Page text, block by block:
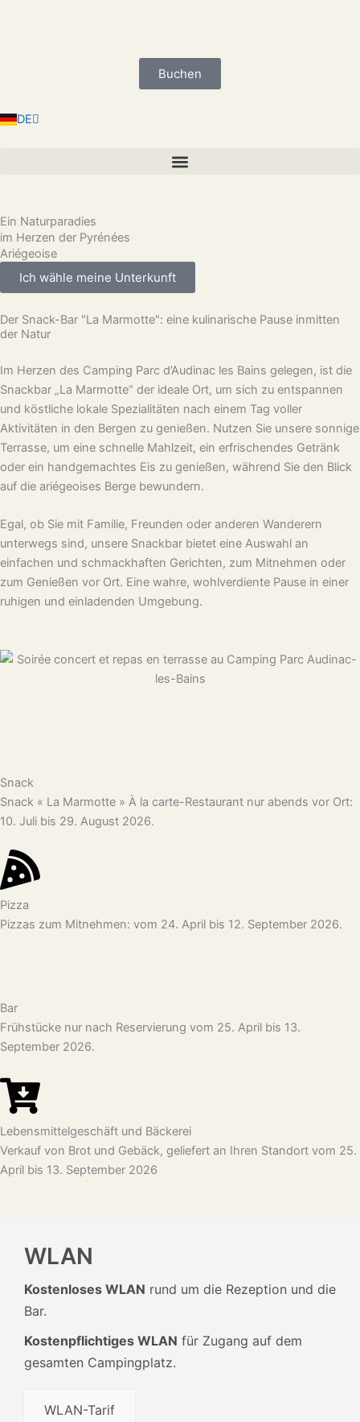
Buchen
DE
FR
Ein Naturparadies
im Herzen der Pyrénées
Ariégeoise
Ich wähle meine Unterkunft
Der Snack-Bar "La Marmotte": eine kulinarische Pause inmitten
der Natur
Im Herzen des Camping Parc d’Audinac les Bains gelegen, ist die
Snackbar „La Marmotte“ der ideale Ort, um sich zu entspannen
und köstliche lokale Spezialitäten nach einem Tag voller
Aktivitäten in den Bergen zu genießen. Nutzen Sie unsere sonnige
Terrasse, um eine schnelle Mahlzeit, ein erfrischendes Getränk
oder ein handgemachtes Eis zu genießen, während Sie den Blick
auf die ariégeoises Berge bewundern.
Egal, ob Sie mit Familie, Freunden oder anderen Wanderern
unterwegs sind, unsere Snackbar bietet eine Auswahl an
einfachen und schmackhaften Gerichten, zum Mitnehmen oder
zum Genießen vor Ort. Eine wahre, wohlverdiente Pause in einer
ruhigen und einladenden Umgebung.
Snack
Snack « La Marmotte » À la carte-Restaurant nur abends vor Ort:
10. Juli bis 29. August 2026.
Pizza
Pizzas zum Mitnehmen: vom 24. April bis 12. September 2026.
Bar
Frühstücke nur nach Reservierung vom 25. April bis 13.
September 2026.
Lebensmittelgeschäft und Bäckerei
Verkauf von Brot und Gebäck, geliefert an Ihren Standort vom 25.
April bis 13. September 2026
WLAN
Kostenloses WLAN rund um die Rezeption und die
Bar.
Kostenpflichtiges WLAN für Zugang auf dem
gesamten Campingplatz.
WLAN-Tarif